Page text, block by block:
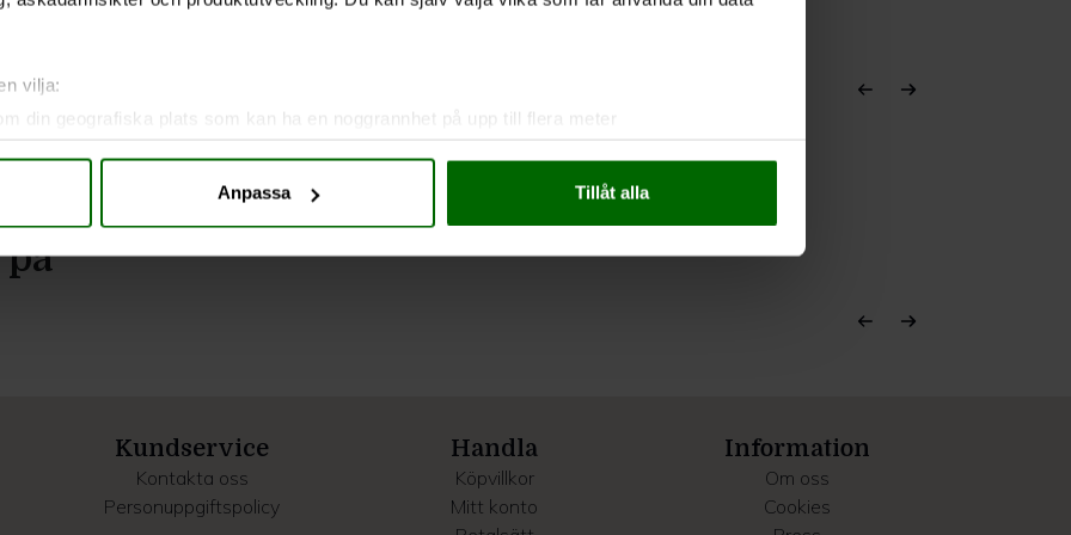
vilja:
din geografiska plats som kan ha en noggrannhet på upp till flera meter
att aktivt skanna den för specifika kännetecken (fingeravtryck)
detaljsektionen
när som helst från cookie-förklaringen.
för att anpassa innehållet och annonserna till användarna, tillhandahålla funktioner för
Anpassa Tillåt alla
Kundservice
Kontakta oss
Personuppgiftspolicy
Handla
Köpvillkor
Mitt konto
Information
Om oss
Cookies